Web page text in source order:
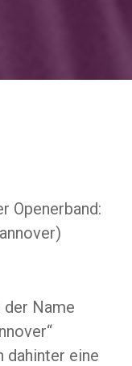
Openerband:
Name
dahinter eine